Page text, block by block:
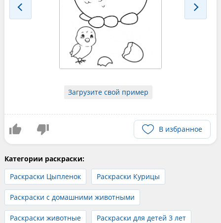
Загрузите свой пример
В избранное
Категории раскраски:
Раскраски Цыпленок
Раскраски Курицы
Раскраски с домашними животными
Раскраски животные Раскраски для детей 3 лет